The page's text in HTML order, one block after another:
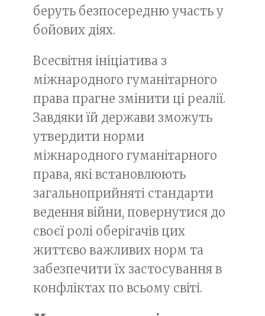
беруть безпосередню участь у
бойових діях.
Всесвітня ініціатива з
міжнародного гуманітарного
права прагне змінити ці реалії.
Завдяки їй держави зможуть
утвердити норми
міжнародного гуманітарного
права, які встановлюють
загальноприйняті стандарти
ведення війни, повернутися до
своєї ролі оберігачів цих
життєво важливих норм та
забезпечити їх застосування в
конфліктах по всьому світі.